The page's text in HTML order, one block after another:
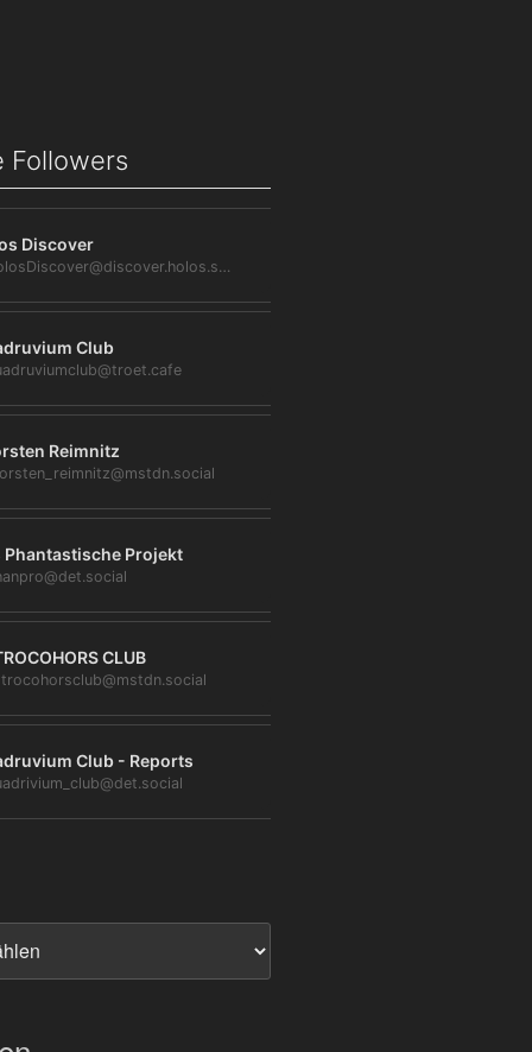
Followers
Discover
@HolosDiscover@discover.holos.social
Club
Reimnitz
Phantastische Projekt
CLUB
Club - Reports